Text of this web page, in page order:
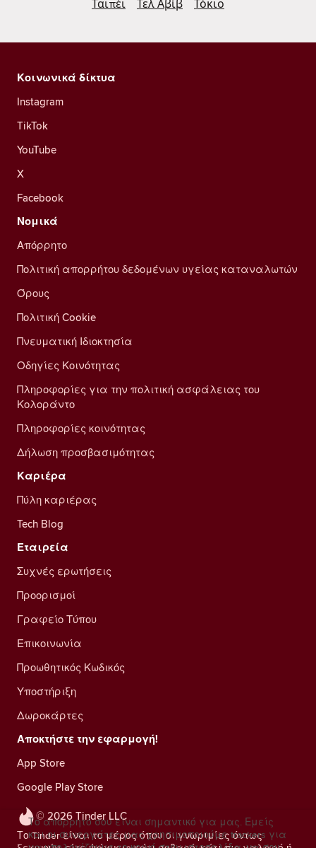
Ταϊπέι
Τελ Αβίβ Τόκιο
© 2026 Tinder LLC
Το Tinder είναι το μέρος όπου οι γνωριμίες όντως
Κοινωνικά δίκτυα
Instagram
TikTok
YouTube
X
Facebook
Νομικά
Απόρρητο
Πολιτική απορρήτου δεδομένων υγείας καταναλωτών
Όρους
Πολιτική Cookie
Πνευματική Ιδιοκτησία
Οδηγίες Κοινότητας
Πληροφορίες για την πολιτική ασφάλειας του
Κολοράντο
Πληροφορίες κοινότητας
Δήλωση προσβασιμότητας
Καριέρα
Πύλη καριέρας
Tech Blog
Εταιρεία
Συχνές ερωτήσεις
Προορισμοί
Γραφείο Τύπου
Επικοινωνία
Προωθητικός Κωδικός
Υποστήριξη
Δωροκάρτες
Αποκτήστε την εφαρμογή!
App Store
Google Play Store
Το απόρρητό σου είναι σημαντικό για μας. Εμείς
και οι συνεργάτες μας χρησιμοποιούμε trackers για